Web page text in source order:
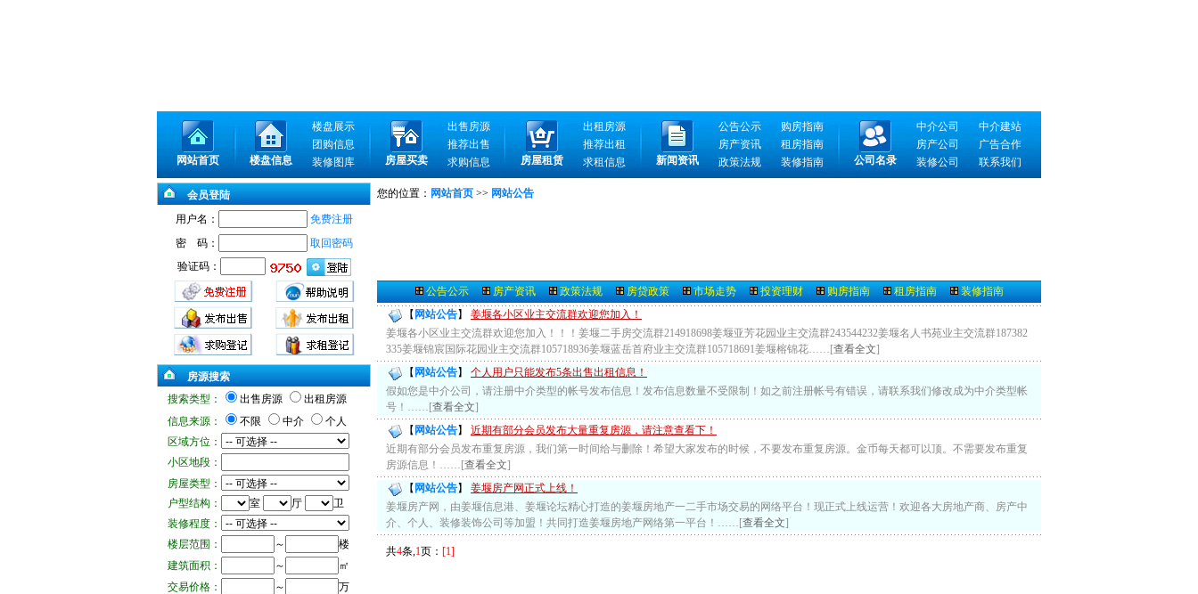
网站首页 楼盘信息
楼盘展示
房屋买卖
出售房源
房屋租赁
出租房源
新闻资讯
公告公示 购房指南
公司名录
中介公司
中介建站
团购信息
推荐出售 推荐出租 房产资讯 租房指南 房产公司
广告合作
装修图库
求购信息 求租信息 政策法规 装修指南 装修公司 联系我们
会员登陆
用户名：
免费注册
密 码：
取回密码
验证码：
房源搜索
搜索类型：
出售房源
出租房源
信息来源：
不限 中介
个人
区域方位：
小区地段：
房屋类型：
户型结构：
室 厅
卫
装修程度：
楼层范围：
～
楼
建筑面积：
～
㎡
交易价格：
～
万
您的位置： 网站首页 >> 网站公告
公告公示 房产资讯 政策法规 房贷政策 市场走势 投资理财 购房指南 租房指南
装修指南
【 网站公告】 姜堰各小区业主交流群欢迎您加入！
姜堰各小区业主交流群欢迎您加入！！！姜堰二手房交流群214918698姜堰亚芳花园业主交流群243544232姜堰名人书苑业主交流群187382
335姜堰锦宸国际花园业主交流群105718936姜堰蓝岳首府业主交流群105718691姜堰榕锦花……[查看全文]
【 网站公告】 个人用户只能发布5条出售出租信息！
假如您是中介公司，请注册中介类型的帐号发布信息！发布信息数量不受限制！如之前注册帐号有错误，请联系我们修改成为中介类型帐
号！……[查看全文]
【 网站公告】 近期有部分会员发布大量重复房源，请注意查看下！
近期有部分会员发布重复房源，我们第一时间给与删除！希望大家发布的时候，不要发布重复房源。金币每天都可以顶。不需要发布重复
房源信息！……[查看全文]
【 网站公告】 姜堰房产网正式上线！
姜堰房产网，由姜堰信息港、姜堰论坛精心打造的姜堰房地产一二手市场交易的网络平台！现正式上线运营！欢迎各大房地产商、房产中
介、个人、装修装饰公司等加盟！共同打造姜堰房地产网络第一平台！……[查看全文]
共4条,1页： [1]